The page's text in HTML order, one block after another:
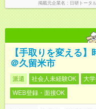
掲載元企業名 日研トータ
【手取りを変える
＠久留米市
派遣 社会人未経験OK 大
WEB登録・面接OK